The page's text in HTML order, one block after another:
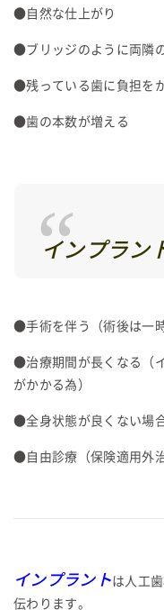
●自然な仕上がり
●ブリッジのように両隣
●残っている歯に負担を
●歯の本数が増える
インプラン
●手術を伴う（術後は一
●治療期間が長くなる（
がかかる為）
●全身状態が良くない場
●自由診療（保険適用外
インプラントは人工
伝わります。